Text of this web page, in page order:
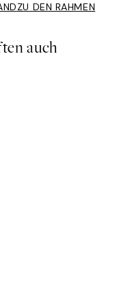
ZU DEN RAHMEN
auch